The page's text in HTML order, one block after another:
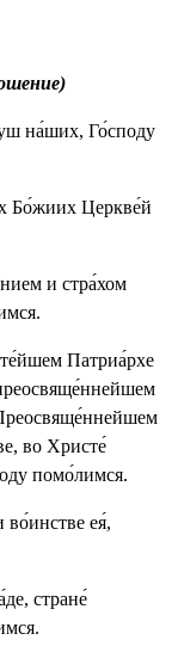
на́ших, Го́споду
Бо́жиих Церкве́й
и стра́хом
Патриа́рхе
во Христе́
помо́лимся.
во́инстве ея́,
стране́